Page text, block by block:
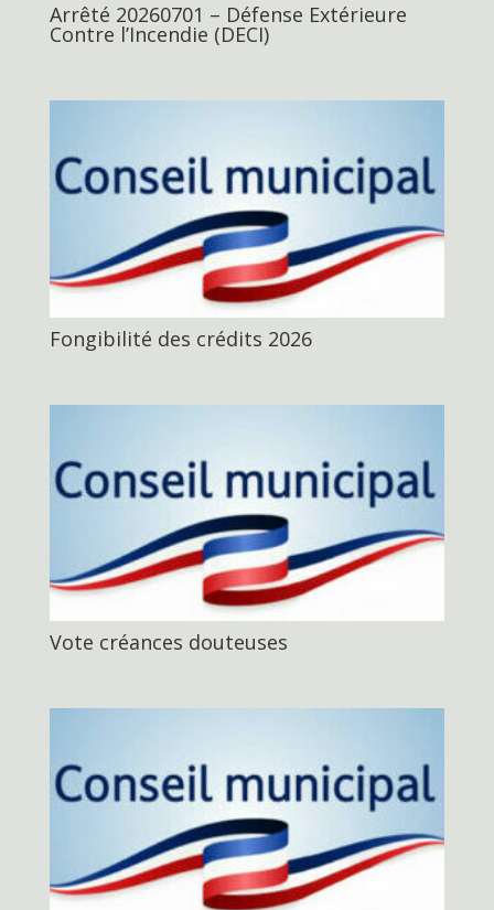
Arrêté 20260701 – Défense Extérieure
Contre l’Incendie (DECI)
Fongibilité des crédits 2026
Vote créances douteuses